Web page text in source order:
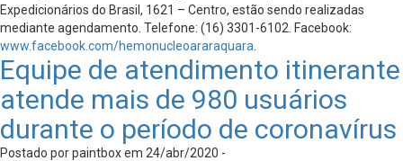
Expedicionários do Brasil, 1621 – Centro, estão sendo realizadas
mediante agendamento. Telefone: (16) 3301-6102. Facebook:
www.facebook.com/hemonucleoararaquara
Equipe de atendimento itinerante
atende mais de 980 usuários
durante o período de coronavírus
Postado por paintbox em 24/abr/2020 -